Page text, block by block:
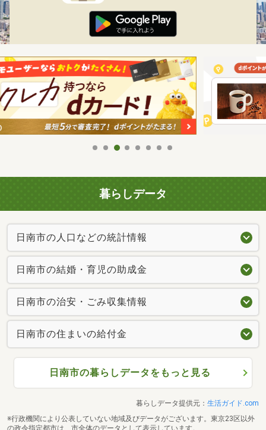
暮らしデータ
日南市の人口などの統計情報
日南市の結婚・育児の助成金
日南市の治安・ごみ収集情報
日南市の住まいの給付金
日南市の暮らしデータをもっと見る
暮らしデータ提供元： 生活ガイド.com
※行政機関により公表していない地域及びデータがございます。東京23区以外